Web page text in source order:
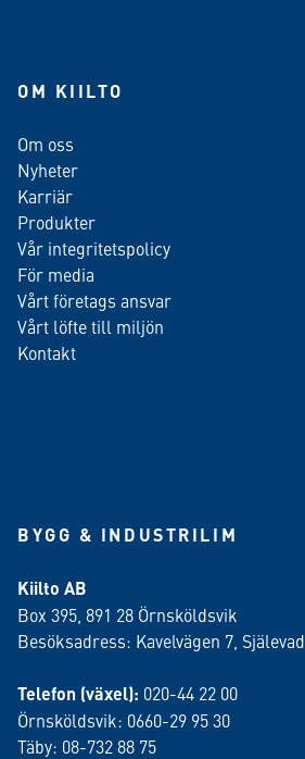
OM KIILTO
Om oss
Nyheter
Karriär
Produkter
Vår integritetspolicy
För media
Vårt företags ansvar
Vårt löfte till miljön
Kontakt
BYGG & INDUSTRILIM
Kiilto AB
Box 395, 891 28 Örnsköldsvik
Besöksadress: Kavelvägen 7, Själevad
Telefon (växel): 020-44 22 00
Örnsköldsvik: 0660-29 95 30
Täby: 08-732 88 75